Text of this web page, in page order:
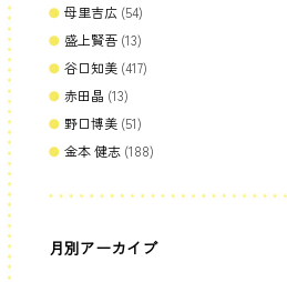
母里吉広 (54)
盛上賢吾 (13)
谷口知美 (417)
赤田晶 (13)
野口博美 (51)
金本 健志 (188)
月別アーカイブ